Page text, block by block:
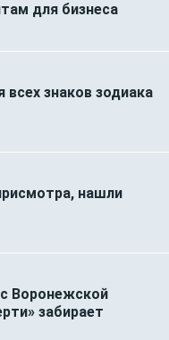
для бизнеса
знаков зодиака
нашли
с Воронежской
забирает